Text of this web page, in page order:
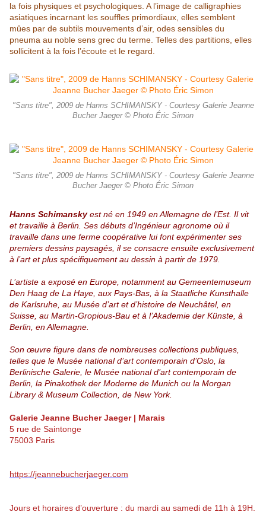
la fois physiques et psychologiques. A l’image de calligraphies
asiatiques incarnant les souffles primordiaux, elles semblent
mûes par de subtils mouvements d’air, odes sensibles du
pneuma au noble sens grec du terme. Telles des partitions, elles
sollicitent à la fois l’écoute et le regard.
"Sans titre", 2009 de Hanns SCHIMANSKY - Courtesy Galerie Jeanne
Bucher Jaeger © Photo Éric Simon
"Sans titre", 2009 de Hanns SCHIMANSKY - Courtesy Galerie Jeanne
Bucher Jaeger © Photo Éric Simon
Hanns Schimanskyest né en 1949 en Allemagne de l’Est. Il vit
et travaille à Berlin. Ses débuts d’Ingénieur agronome où il
travaille dans une ferme coopérative lui font expérimenter ses
premiers dessins paysagés, il se consacre ensuite exclusivement
à l’art et plus spécifiquement au dessin à partir de 1979.
L’artiste a exposé en Europe, notamment au Gemeentemuseum
Den Haag de La Haye, aux Pays-Bas, à la Staatliche Kunsthalle
de Karlsruhe, au Musée d’art et d’histoire de Neuchâtel, en
Suisse, au Martin-Gropious-Bau et à l’Akademie der Künste, à
Berlin, enAllemagne.
Son œuvre figure dans de nombreuses collections publiques,
telles que le Musée national d’art contemporain d’Oslo, la
Berlinische Galerie, le Musée national d’art contemporain de
Berlin, la Pinakothek der Moderne de Munich ou la Morgan
Library & Museum Collection, de New York.
Galerie Jeanne Bucher Jaeger | Marais
5 rue de Saintonge
75003 Paris
https://jeannebucherjaeger.com
Jours et horaires d’ouverture : du mardi au samedi de 11h à 19H.